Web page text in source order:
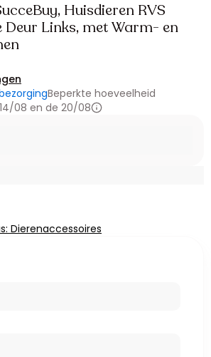
Huisdieren RVS
Deur Links, met Warm- en
Beperkte hoeveelheid
08 en de 20/08
Dierenaccessoires